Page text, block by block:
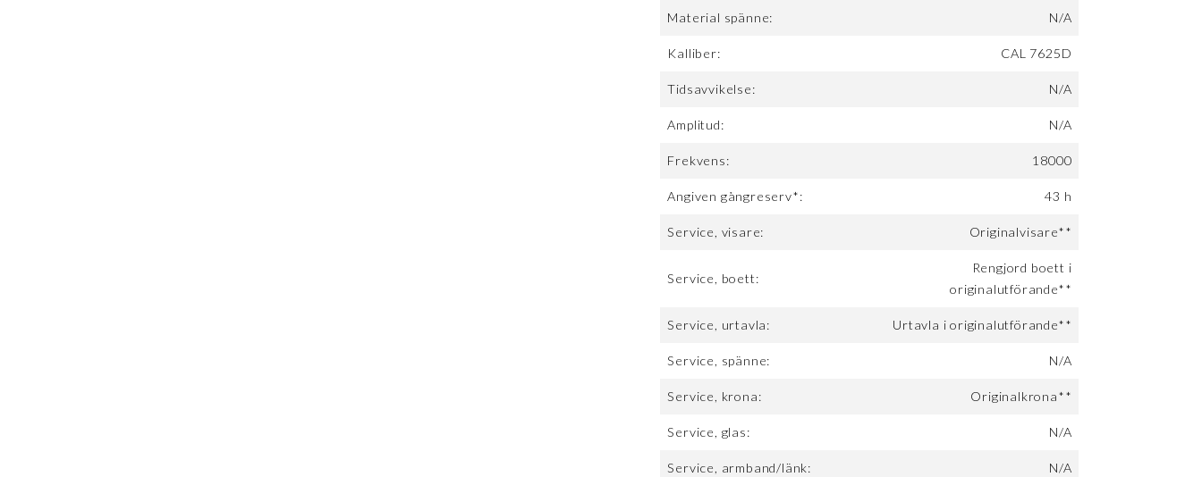
Material spänne: N/A
Kalliber: CAL 7625D
Tidsavvikelse: N/A
Amplitud: N/A
Frekvens: 18000
Angiven gångreserv*: 43 h
Service, visare: Originalvisare**
Service, boett:
Rengjord boett i
originalutförande**
Service, urtavla: Urtavla i originalutförande**
Service, spänne: N/A
Service, krona: Originalkrona**
Service, glas: N/A
Service, armband/länk: N/A